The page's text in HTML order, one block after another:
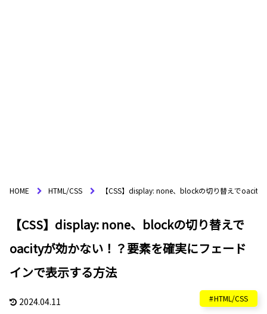
HOME HTML/CSS 【CSS】display: none、blockの切り替えで
【CSS】display: none、blockの切り替えで
oacityが効かない！？要素を確実にフェード
インで表示する方法
2024.04.11 HTML/CSS